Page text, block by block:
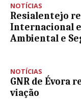
NOTÍCIAS
Resialentejo
Internacional
Ambiental e
NOTÍCIAS
GNR de Évora
viação